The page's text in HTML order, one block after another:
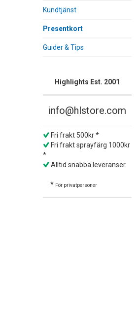
Kundtjänst
Presentkort
Guider & Tips
Highlights Est. 2001
info@hlstore.com
Fri frakt 500kr *
Fri frakt sprayfärg 1000kr
*
Alltid snabba leveranser
* För privatpersoner